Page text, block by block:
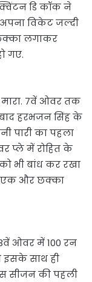
डि कॉक ने
विकेट जल्दी
लगाकर
गए.
7वें ओवर तक
हरभजन सिंह के
पारी का पहला
प्ले में रोहित के
भी बांध कर रखा
एक और छक्का
ओवर में 100 रन
इसके साथ ही
सीजन की पहली